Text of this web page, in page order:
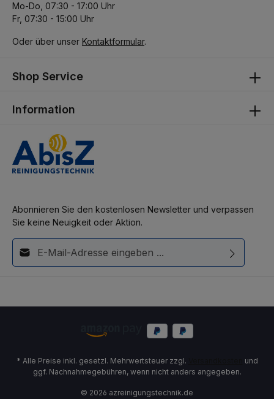
Abonnieren Sie den kostenlosen Newsletter und verpassen
Sie keine Neuigkeit oder Aktion.
E-Mail-Adresse*
Mo-Do, 07:30 - 17:00 Uhr
Fr, 07:30 - 15:00 Uhr
Oder über unser Kontaktformular.
Shop Service
Information
© 2026 azreinigungstechnik.de
* Alle Preise inkl. gesetzl. Mehrwertsteuer zzgl.
und
ggf. Nachnahmegebühren, wenn nicht anders angegeben.